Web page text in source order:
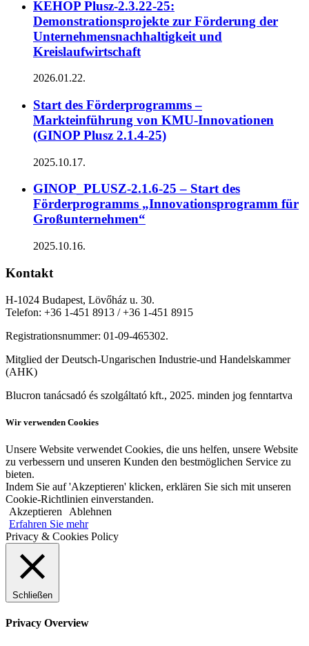
KEHOP Plusz-2.3.22-25:
Demonstrationsprojekte zur Förderung der
Unternehmensnachhaltigkeit und
Kreislaufwirtschaft
2026.01.22.
Start des Förderprogramms –
Markteinführung von KMU-Innovationen
(GINOP Plusz 2.1.4-25)
2025.10.17.
GINOP_PLUSZ-2.1.6-25 – Start des
Förderprogramms „Innovationsprogramm für
Großunternehmen“
2025.10.16.
Kontakt
H-1024 Budapest, Lövőház u. 30.
Telefon: +36 1-451 8913 / +36 1-451 8915
Registrationsnummer: 01-09-465302.
Mitglied der Deutsch-Ungarischen Industrie-und Handelskammer
(AHK)
Blucron tanácsadó és szolgáltató kft., 2025. minden jog fenntartva
Wir verwenden Cookies
Unsere Website verwendet Cookies, die uns helfen, unsere Website
zu verbessern und unseren Kunden den bestmöglichen Service zu
bieten.
Indem Sie auf 'Akzeptieren' klicken, erklären Sie sich mit unseren
Cookie-Richtlinien einverstanden.
Akzeptieren
Ablehnen
Erfahren Sie mehr
Privacy & Cookies Policy
Schließen
Privacy Overview